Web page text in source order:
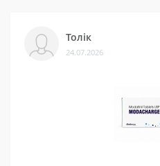
різних платформах. Це
довіряти.
Маємо хороші ціни завдяки
постачальниками. Часто
Толік
24.07.2026